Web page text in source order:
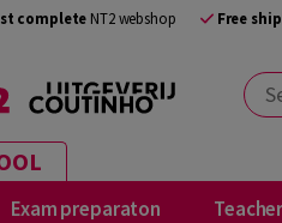
complete NT2 webshop Free
Exam preparaton Teacher